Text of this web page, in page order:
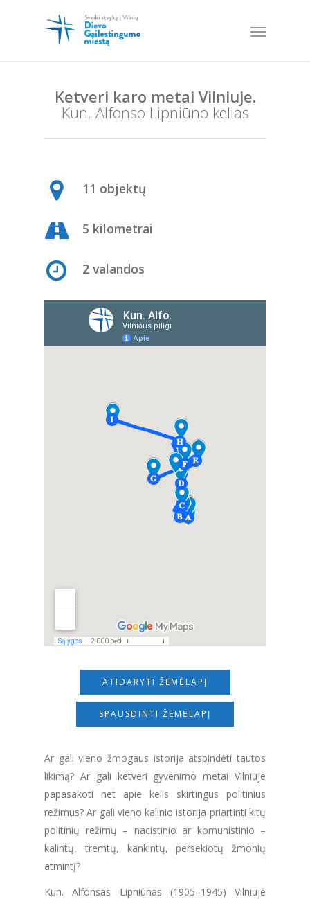
Ketveri karo metai Vilniuje.
Kun. Alfonso Lipniūno kelias
11 objektų
5 kilometrai
2 valandos
ATIDARYTI ŽEMĖLAPĮ
SPAUSDINTI ŽEMĖLAPĮ
Ar gali vieno žmogaus istorija atspindėti tautos
likimą? Ar gali ketveri gyvenimo metai Vilniuje
papasakoti net apie kelis skirtingus politinius
režimus? Ar gali vieno kalinio istorija priartinti kitų
politinių režimų – nacistinio ar komunistinio –
kalintų, tremtų, kankintų, persekiotų žmonių
atmintį?
Kun. Alfonsas Lipniūnas (1905–1945) Vilniuje